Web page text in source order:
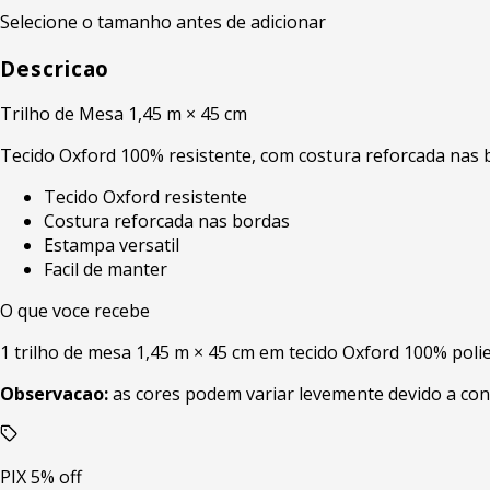
Selecione o tamanho antes de adicionar
Descricao
Trilho de Mesa 1,45 m × 45 cm
Tecido Oxford 100% resistente, com costura reforcada
Tecido Oxford resistente
Costura reforcada nas bordas
Estampa versatil
Facil de manter
O que voce recebe
1 trilho de mesa 1,45 m × 45 cm em tecido Oxford 100%
Observacao:as cores podem variar levemente devido a
PIX 5% off